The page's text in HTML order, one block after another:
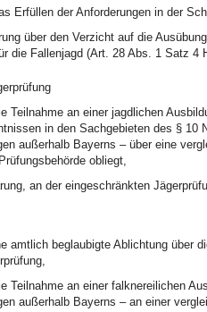
Erfüllen der Anforderungen in der
über den Verzicht auf die
die Fallenjagd (Art. 28 Abs. 1 Satz 4
Teilnahme an einer jagdlichen
in den Sachgebieten des § 10
außerhalb Bayerns – über eine
obliegt,
an der eingeschränkten
amtlich beglaubigte Ablichtung über
Teilnahme an einer falknereilichen
außerhalb Bayerns – an einer